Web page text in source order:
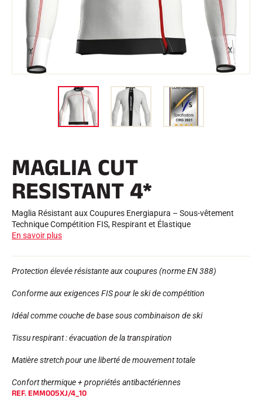
Trousses et Mallettes
Structure Nordique
Atelier, Pistes, Accessoires
EQUIPEMENTS
Lunettes de soleil
Bâtons
Protections
Roller Ski
TEXTILE
Textile Ski Alpin
Textile Ski Nordique
Textile Vélo
Underwear
Entretien textile
Kits complets
Transpondeurs et boucles
Photofinish
LOGICIELS
Suite SkiAlp
Suite Equestre
Suite Msports
VÉLO DE ROUTE
MAGLIA CUT
RESISTANT 4*
Maglia Résistant aux Coupures Energiapura – Sous-vêtement
Technique Compétition FIS, Respirant et Élastique
En savoir plus
Protection élevée résistante aux coupures (norme EN 388)
Conforme aux exigences FIS pour le ski de compétition
Idéal comme couche de base sous combinaison de ski
Tissu respirant : évacuation de la transpiration
Matière stretch pour une liberté de mouvement totale
Confort thermique + propriétés antibactériennes
REF.EMM005XJ/4_10